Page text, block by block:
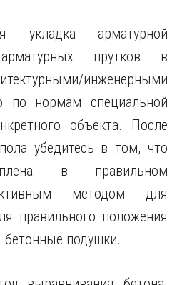
укладка арматурной
прутков в
инженерными
по нормам специальной
объекта. После
убедитесь в том, что
в правильном
методом для
правильного положения
подушки.